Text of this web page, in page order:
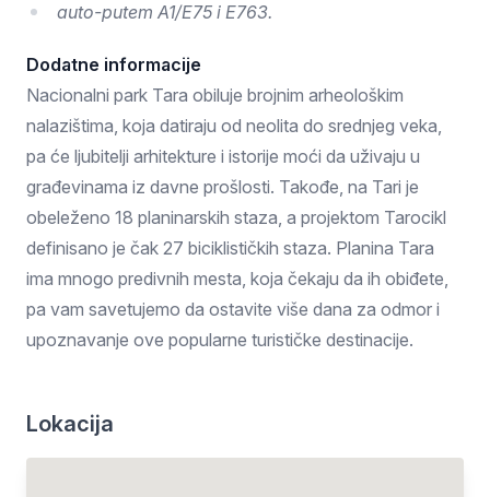
auto-putem A1/E75 i E763.
Dodatne informacije
Nacionalni park Tara obiluje brojnim arheološkim
nalazištima, koja datiraju od neolita do srednjeg veka,
pa će ljubitelji arhitekture i istorije moći da uživaju u
građevinama iz davne prošlosti. Takođe, na Tari je
obeleženo 18 planinarskih staza, a projektom Tarocikl
definisano je čak 27 biciklističkih staza. Planina Tara
ima mnogo predivnih mesta, koja čekaju da ih obiđete,
pa vam savetujemo da ostavite više dana za odmor i
upoznavanje ove popularne turističke destinacije.
Lokacija